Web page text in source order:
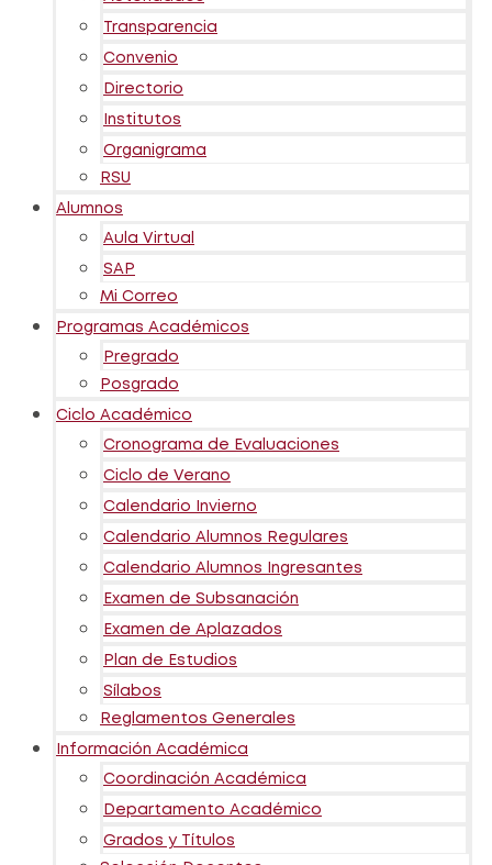
Transparencia
Convenio
Directorio
Institutos
Organigrama
RSU
Alumnos
Aula Virtual
SAP
Mi Correo
Programas Académicos
Pregrado
Posgrado
Ciclo Académico
Cronograma de Evaluaciones
Ciclo de Verano
Calendario Invierno
Calendario Alumnos Regulares
Calendario Alumnos Ingresantes
Examen de Subsanación
Examen de Aplazados
Plan de Estudios
Sílabos
Reglamentos Generales
Información Académica
Coordinación Académica
Departamento Académico
Grados y Títulos